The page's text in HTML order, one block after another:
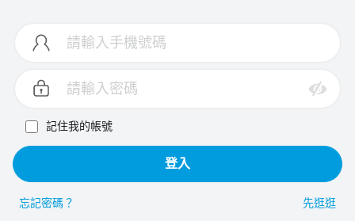
記住我的帳號
登入
忘記密碼？ 先逛逛